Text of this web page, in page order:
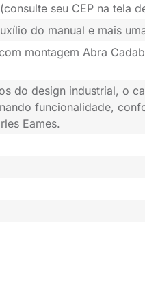
seu CEP na tela
do manual e mais
montagem Abra
do design industrial, o
funcionalidade,
Eames.